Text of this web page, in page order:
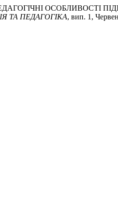
ОСОБЛИВОСТІ
ТА ПЕДАГОГІКА, вип. 1,